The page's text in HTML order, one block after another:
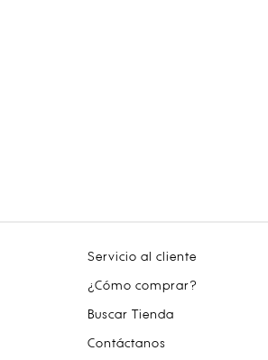
Servicio al cliente
¿Cómo comprar?
Buscar Tienda
Contáctanos